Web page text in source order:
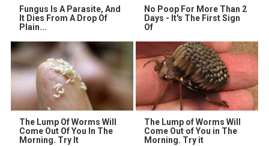
Fungus Is A Parasite, And
It Dies From A Drop Of
Plain...
No Poop For More Than 2
Days - It's The First Sign
Of
The Lump Of Worms Will
Come Out Of You In The
Morning. Try It
The Lump of Worms Will
Come Out of You in The
Morning. Try it